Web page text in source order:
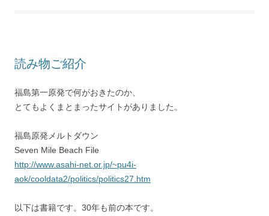
読み物ご紹介
福島第一原発で何がおきたのか、
とてもよくまとまったサイトがありました。
福島原発メルトダウン
Seven Mile Beach File
http://www.asahi-net.or.jp/~pu4i-
aok/cooldata2/politics/politics27.htm
以下は書籍です。30年も前の本です。